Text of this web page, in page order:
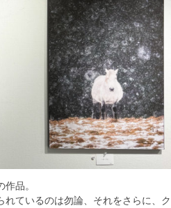
品。
ているのは勿論、それをさらに、ク